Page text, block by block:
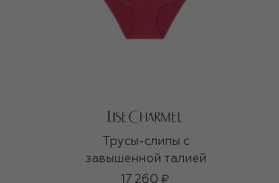
Трусы-слипы с
завышенной талией
17 260 ₽